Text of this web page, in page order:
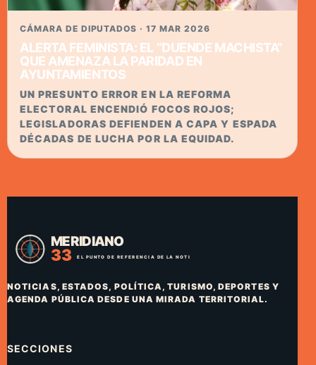
CÁMARA DE DIPUTADOS · 17 MAR 2026
ALERTA FEMINISTA: EL “DUENDE MACHISTA”
QUE AMENAZA LA PARIDAD EN
AYUNTAMIENTOS
UN PRESUNTO ERROR EN LA REFORMA
ELECTORAL ENCENDIÓ FOCOS ROJOS;
LEGISLADORAS DEFIENDEN A CAPA Y ESPADA
DÉCADAS DE LUCHA POR LA EQUIDAD.
NOTICIAS, ESTADOS, POLÍTICA, TURISMO, DEPORTES Y
AGENDA PÚBLICA DESDE UNA MIRADA TERRITORIAL.
SECCIONES